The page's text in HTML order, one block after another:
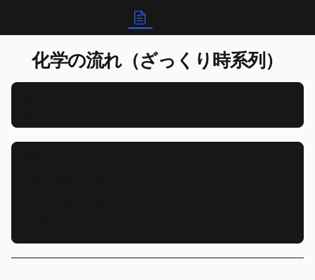
Markdown
化学の流れ（ざっくり時系列）